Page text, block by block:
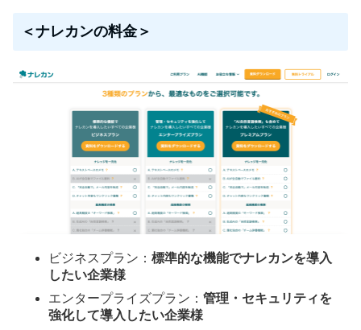
＜ナレカンの料金＞
ビジネスプラン： 標準的な機能でナレカンを導入
したい企業様
エンタープライズプラン： 管理・セキュリティを
強化して導入したい企業様